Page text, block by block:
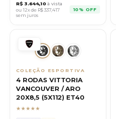
R$ 3.644,10 à vista
ou 12x de R$337,417
sem juros
10% OFF
COLEÇÃO ESPORTIVA
4 RODAS VITTORIA
VANCOUVER / ARO
20X8,5 (5X112) ET40
★★★★★